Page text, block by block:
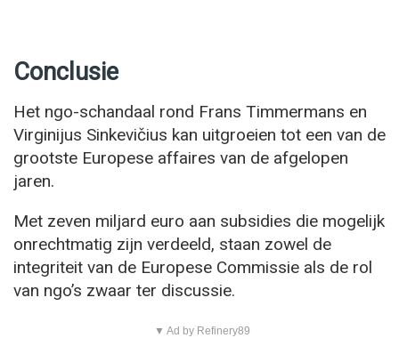
Conclusie
Het ngo-schandaal rond Frans Timmermans en
Virginijus Sinkevičius kan uitgroeien tot een van de
grootste Europese affaires van de afgelopen
jaren.
Met zeven miljard euro aan subsidies die mogelijk
onrechtmatig zijn verdeeld, staan zowel de
integriteit van de Europese Commissie als de rol
van ngo’s zwaar ter discussie.
▼ Ad by Refinery89